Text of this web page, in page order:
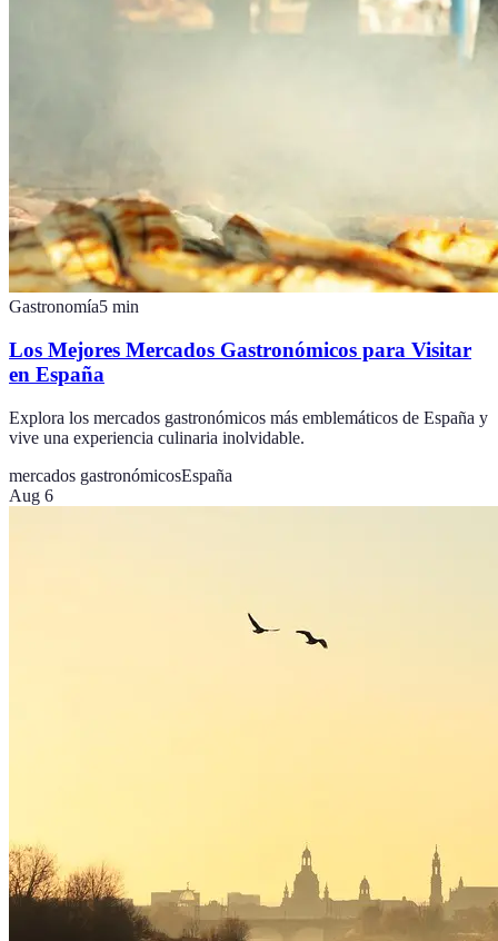
Gastronomía5 min
Los Mejores Mercados Gastronómicos para Visitar
en España
Explora los mercados gastronómicos más emblemáticos de España y
vive una experiencia culinaria inolvidable.
mercados gastronómicosEspaña
Aug 6